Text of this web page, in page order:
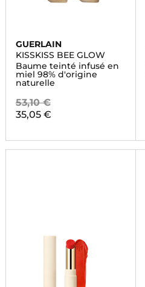
GUERLAIN
KISSKISS BEE GLOW
Baume teinté infusé en
miel 98% d'origine
naturelle
53,10 €
35,05 €